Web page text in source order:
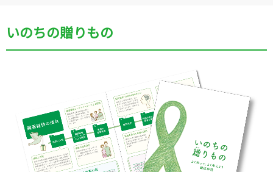
日本の移植事情
全国の関連施設
全国のイベント・活動情報
Green Ribbon Campaign
会員の皆さまへ
全国の関連施設
コーディネーター向けログイン
いのちの贈りもの